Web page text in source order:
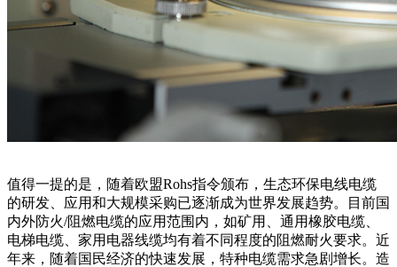
值得一提的是，随着欧盟Rohs指令颁布，生态环保电线电缆
的研发、应用和大规模采购已逐渐成为世界发展趋势。目前国
内外防火/阻燃电缆的应用范围内，如矿用、通用橡胶电缆、
电梯电缆、家用电器线缆均有着不同程度的阻燃耐火要求。近
年来，随着国民经济的快速发展，特种电缆需求急剧增长。造